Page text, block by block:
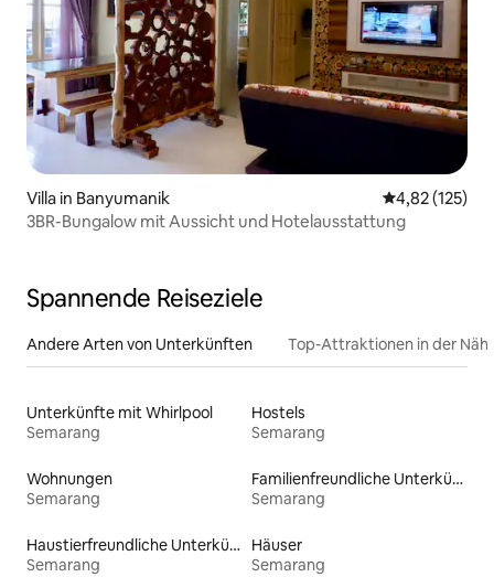
Villa in Banyumanik
4,82 (125)
3BR-Bungalow mit Aussicht und Hotelausstattung
Spannende Reiseziele
Andere Arten von Unterkünften Top-Attraktionen in der
Unterkünfte mit Whirlpool
Semarang
Hostels
Semarang
Wohnungen
Semarang
Familienfreundliche Unterkünfte
Semarang
Haustierfreundliche Unterkünfte
Semarang
Häuser
Semarang